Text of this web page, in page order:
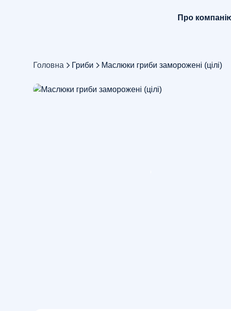
Про
Головна Гриби Маслюки гриби заморожені (цілі)